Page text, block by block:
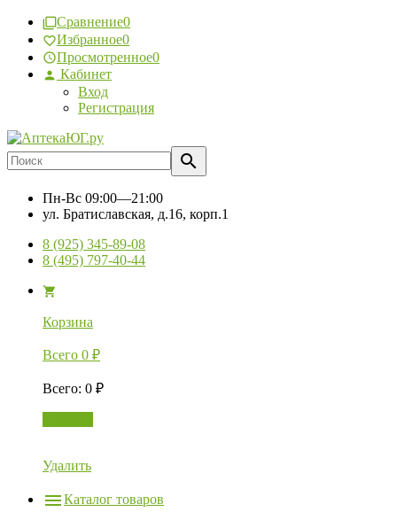
Сравнение0
Избранное0
Просмотренное0
Кабинет
Вход
Регистрация
Пн-Вс 09:00—21:00
ул. Братиславская, д.16, корп.1
8 (925) 345-89-08
8 (495) 797-40-44
Корзина
Всего 0 ₽
Всего: 0 ₽
Удалить
Каталог товаров